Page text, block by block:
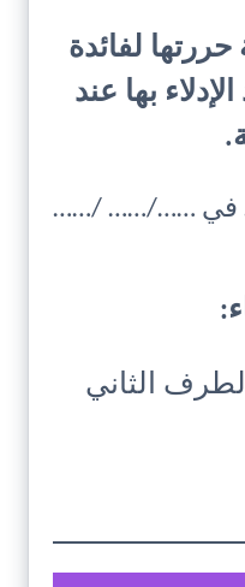
لفائدة
بها عند
في ……/…… /……
الثاني